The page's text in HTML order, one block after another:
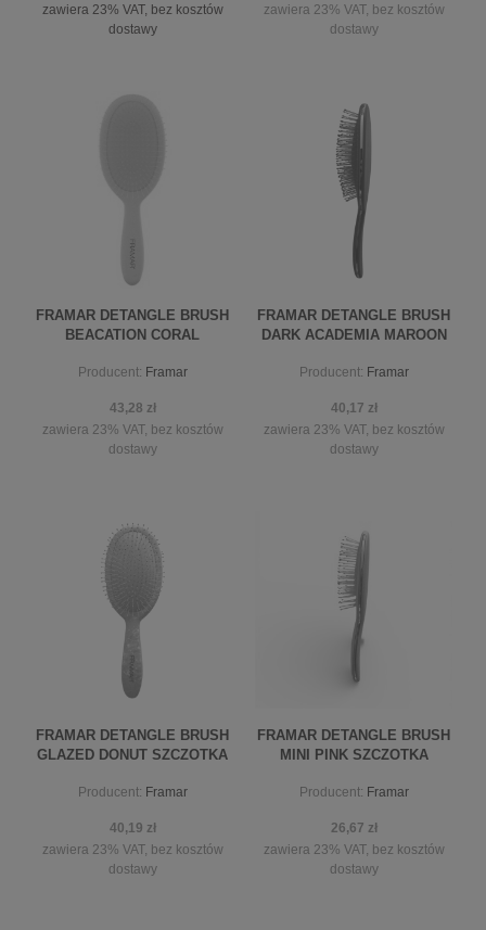
zawiera 23% VAT, bez kosztów
dostawy
zawiera 23% VAT, bez kosztów
dostawy
powiadom o dostępności
FRAMAR DETANGLE BRUSH
BEACATION CORAL
Producent: Framar
43,28 zł
zawiera 23% VAT, bez kosztów
dostawy
powiadom o dostępności
FRAMAR DETANGLE BRUSH
DARK ACADEMIA MAROON
Producent: Framar
40,17 zł
zawiera 23% VAT, bez kosztów
dostawy
powiadom o dostępności
FRAMAR DETANGLE BRUSH
GLAZED DONUT SZCZOTKA
Producent: Framar
40,19 zł
zawiera 23% VAT, bez kosztów
dostawy
FRAMAR DETANGLE BRUSH
MINI PINK SZCZOTKA
Producent: Framar
26,67 zł
zawiera 23% VAT, bez kosztów
dostawy